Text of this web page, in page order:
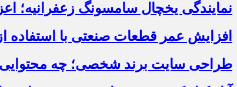
نمایندگی یخچال سامسونگ زعفرانیه؛ اعزام
افزایش عمر قطعات صنعتی با استفاده
طراحی سایت برند شخصی؛ چه محتوایی